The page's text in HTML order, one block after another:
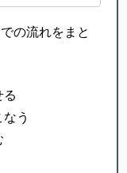
の流れをまと
る
う